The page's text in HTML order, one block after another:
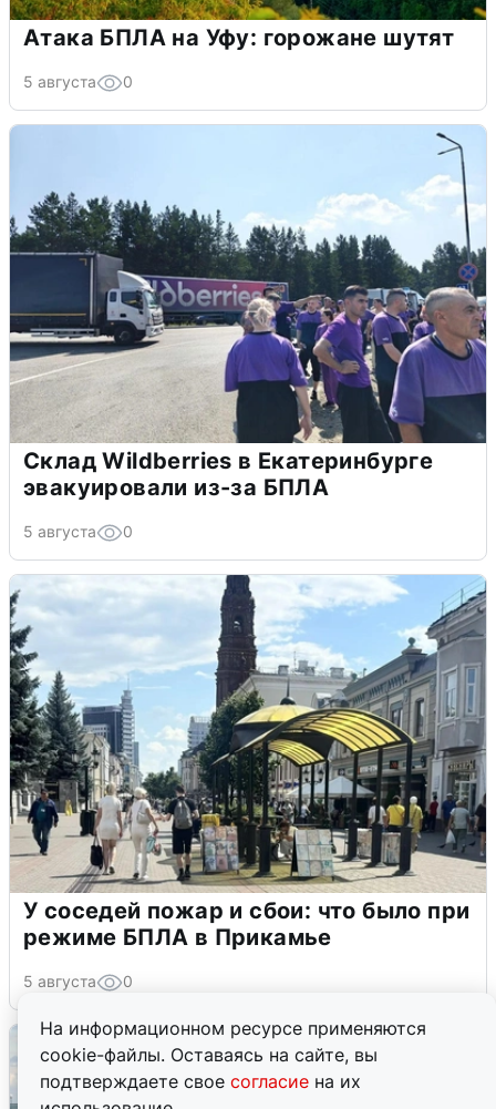
На информационном ресурсе применяются
cookie-файлы. Оставаясь на сайте, вы
подтверждаете свое согласие на их
Атака БПЛА на Уфу: горожане шутят
5 августа 0
Склад Wildberries в Екатеринбурге
эвакуировали из-за БПЛА
5 августа 0
У соседей пожар и сбои: что было при
режиме БПЛА в Прикамье
5 августа 0